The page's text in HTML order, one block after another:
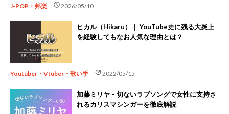
J-POP・邦楽 schedule2026/05/10
ヒカル（Hikaru）｜ YouTube史に残る大炎上
を経験してもなお人気な理由とは？
Youtuber・Vtuber・歌い手 update2022/05/15
加藤ミリヤ – 切ないラブソングで女性に支持さ
れるカリスマシンガーを徹底解説